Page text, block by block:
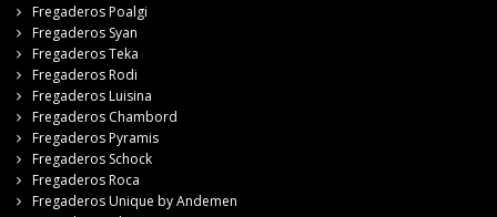
Fregaderos Poalgi
Fregaderos Syan
Fregaderos Teka
Fregaderos Rodi
Fregaderos Luisina
Fregaderos Chambord
Fregaderos Pyramis
Fregaderos Schock
Fregaderos Roca
Fregaderos Unique by Andemen